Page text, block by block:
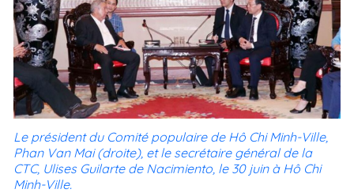
Le président du Comité populaire de Hô Chi Minh-Ville,
Phan Van Mai (droite), et le secrétaire général de la
CTC, Ulises Guilarte de Nacimiento, le 30 juin à Hô Chi
Minh-Ville.